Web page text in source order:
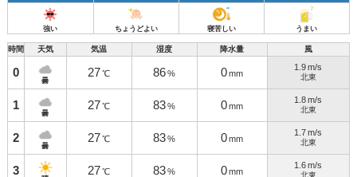
強い ちょうどよい 寝苦しい うまい
時間 天気 気温 湿度 降水量 風
0
曇
27 ℃ 86 % 0 mm
1.9 m/s
北東
1
曇
27 ℃ 83 % 0 mm
1.8 m/s
北東
2
曇
27 ℃ 83 % 0 mm
1.7 m/s
北東
3 27 ℃ 83 % 0 mm
1.6 m/s
北東